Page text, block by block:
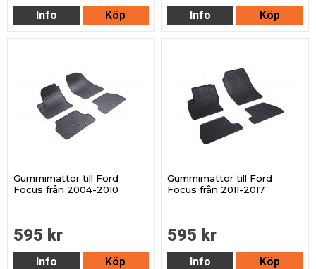
Info Köp Info Köp
Gummimattor till Ford
Focus från 2004-2010
595 kr
Info Köp
Gummimattor till Ford
Focus från 2011-2017
595 kr
Info Köp